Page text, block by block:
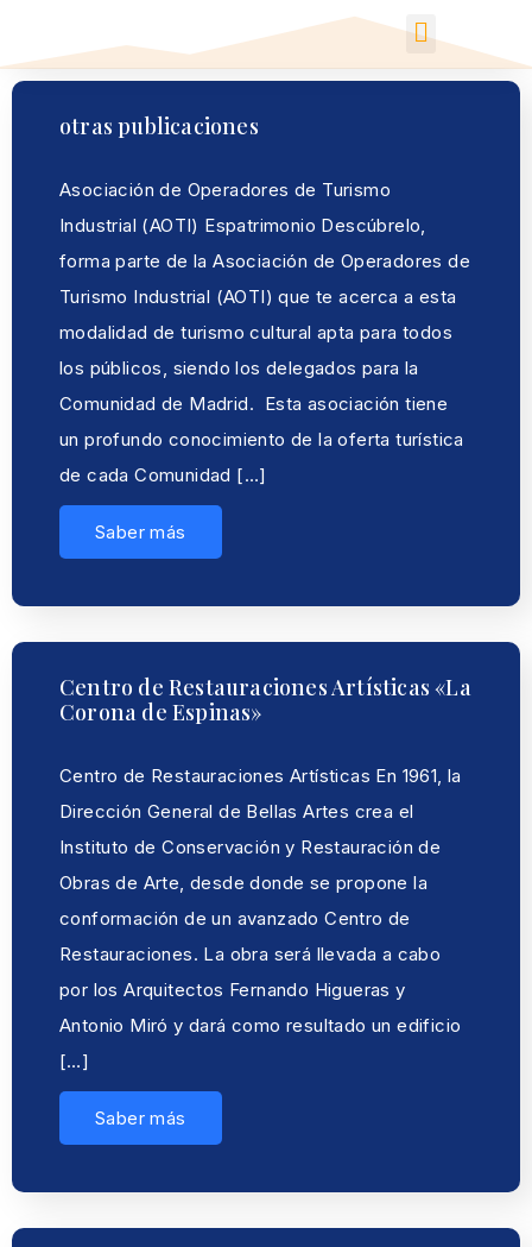
otras publicaciones
Asociación de Operadores de Turismo
Industrial (AOTI) Espatrimonio Descúbrelo,
forma parte de la Asociación de Operadores de
Turismo Industrial (AOTI) que te acerca a esta
modalidad de turismo cultural apta para todos
los públicos, siendo los delegados para la
Comunidad de Madrid. Esta asociación tiene
un profundo conocimiento de la oferta turística
de cada Comunidad […]
Saber más
Centro de Restauraciones Artísticas «La
Corona de Espinas»
Centro de Restauraciones Artísticas En 1961, la
Dirección General de Bellas Artes crea el
Instituto de Conservación y Restauración de
Obras de Arte, desde donde se propone la
conformación de un avanzado Centro de
Restauraciones. La obra será llevada a cabo
por los Arquitectos Fernando Higueras y
Antonio Miró y dará como resultado un edificio
[…]
Saber más